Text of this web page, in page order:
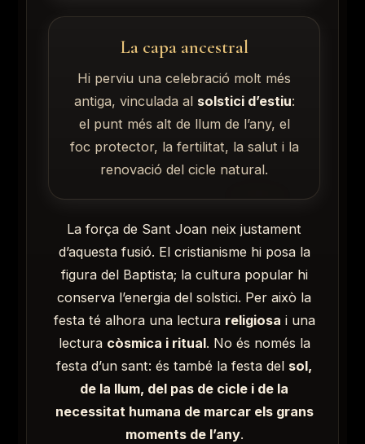
La capa ancestral
Hi perviu una celebració molt més
antiga, vinculada al solstici d’estiu:
el punt més alt de llum de l’any, el
foc protector, la fertilitat, la salut i la
renovació del cicle natural.
La força de Sant Joan neix justament
d’aquesta fusió. El cristianisme hi posa la
figura del Baptista; la cultura popular hi
conserva l’energia del solstici. Per això la
festa té alhora una lectura religiosa i una
lectura còsmica i ritual. No és només la
festa d’un sant: és també la festa del sol,
de la llum, del pas de cicle i de la
necessitat humana de marcar els grans
moments de l’any.